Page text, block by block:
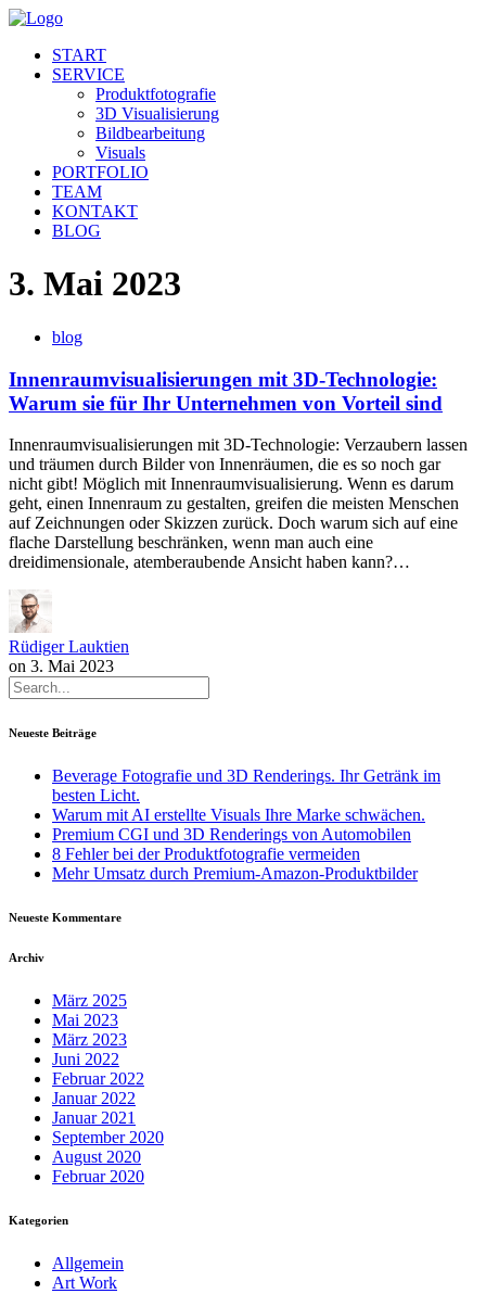
START
SERVICE
Produktfotografie
3D Visualisierung
Bildbearbeitung
Visuals
PORTFOLIO
TEAM
KONTAKT
BLOG
3. Mai 2023
blog
Innenraumvisualisierungen mit 3D-Technologie:
Warum sie für Ihr Unternehmen von Vorteil sind
Innenraumvisualisierungen mit 3D-Technologie: Verzaubern lassen
und träumen durch Bilder von Innenräumen, die es so noch gar
nicht gibt! Möglich mit Innenraumvisualisierung. Wenn es darum
geht, einen Innenraum zu gestalten, greifen die meisten Menschen
auf Zeichnungen oder Skizzen zurück. Doch warum sich auf eine
flache Darstellung beschränken, wenn man auch eine
dreidimensionale, atemberaubende Ansicht haben kann?…
Rüdiger Lauktien
on 3. Mai 2023
Neueste Beiträge
Beverage Fotografie und 3D Renderings. Ihr Getränk im
besten Licht.
Warum mit AI erstellte Visuals Ihre Marke schwächen.
Premium CGI und 3D Renderings von Automobilen
8 Fehler bei der Produktfotografie vermeiden
Mehr Umsatz durch Premium-Amazon-Produktbilder
Neueste Kommentare
Archiv
März 2025
Mai 2023
März 2023
Juni 2022
Februar 2022
Januar 2022
Januar 2021
September 2020
August 2020
Februar 2020
Kategorien
Allgemein
Art Work